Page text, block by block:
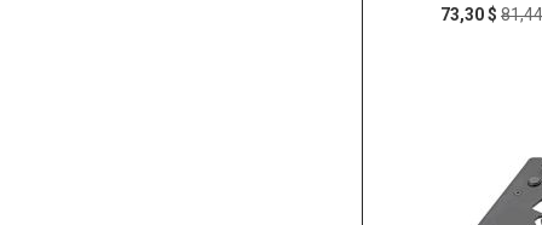
Special
73,30 $